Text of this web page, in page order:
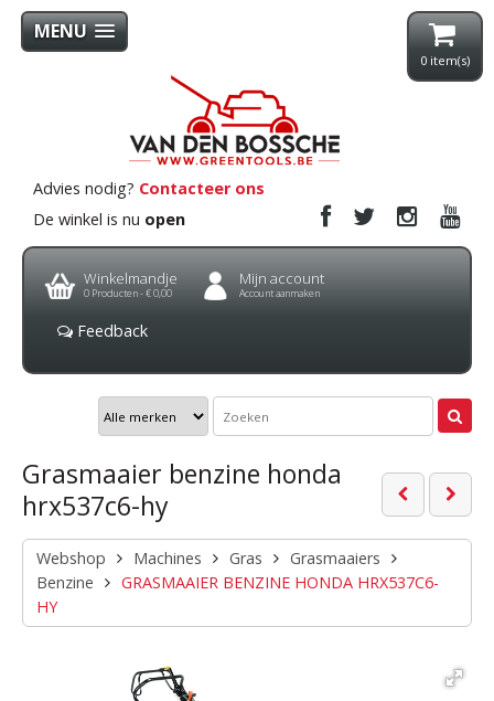
MENU
0 item(s)
Advies nodig? Contacteer ons
De winkel is nu open
Winkelmandje
0 Producten -€ 0,00
Mijn account
Account aanmaken
Feedback
Grasmaaier benzine honda
hrx537c6-hy
Webshop Machines Gras
Grasmaaiers
Benzine
GRASMAAIER BENZINE HONDA HRX537C6-
HY